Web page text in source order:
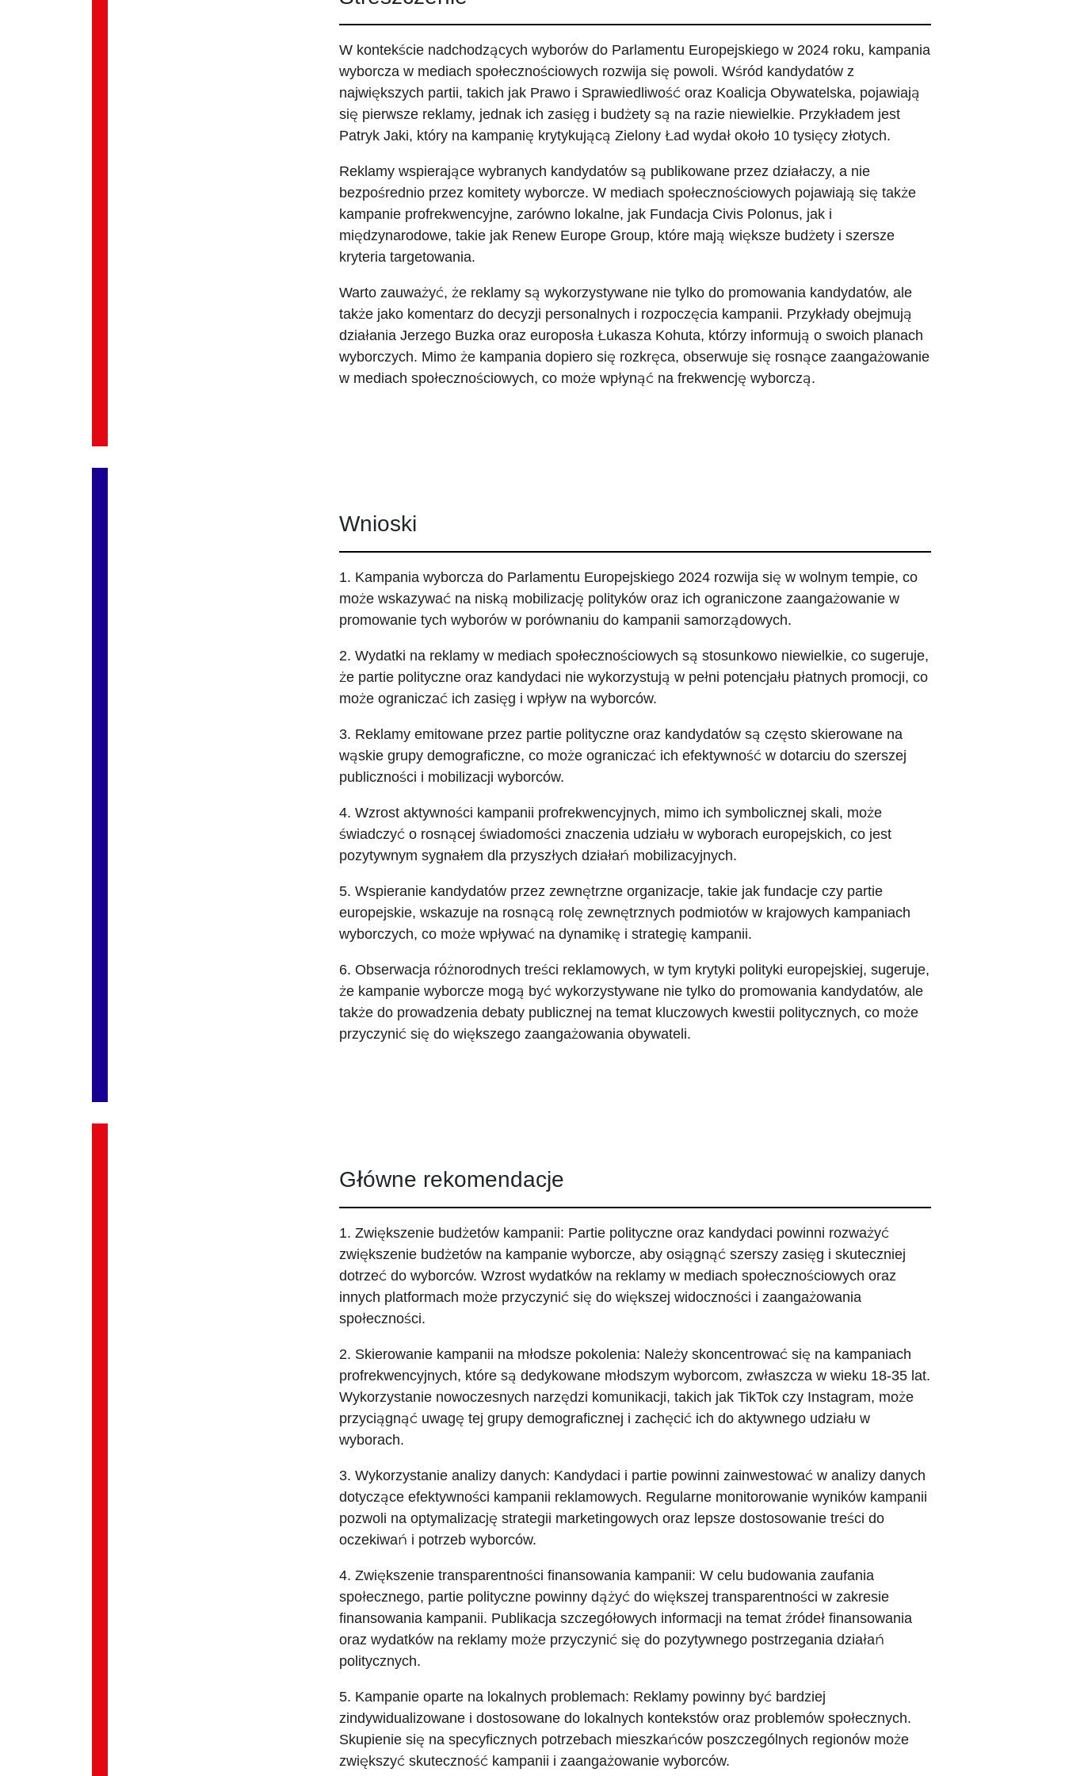
W kontekście nadchodzących wyborów do Parlamentu Europejskiego w 2024 roku, kampania
wyborcza w mediach społecznościowych rozwija się powoli. Wśród kandydatów z
największych partii, takich jak Prawo i Sprawiedliwość oraz Koalicja Obywatelska, pojawiają
się pierwsze reklamy, jednak ich zasięg i budżety są na razie niewielkie. Przykładem jest
Patryk Jaki, który na kampanię krytykującą Zielony Ład wydał około 10 tysięcy złotych.
Reklamy wspierające wybranych kandydatów są publikowane przez działaczy, a nie
bezpośrednio przez komitety wyborcze. W mediach społecznościowych pojawiają się także
kampanie profrekwencyjne, zarówno lokalne, jak Fundacja Civis Polonus, jak i
międzynarodowe, takie jak Renew Europe Group, które mają większe budżety i szersze
kryteria targetowania.
Warto zauważyć, że reklamy są wykorzystywane nie tylko do promowania kandydatów, ale
także jako komentarz do decyzji personalnych i rozpoczęcia kampanii. Przykłady obejmują
działania Jerzego Buzka oraz europosła Łukasza Kohuta, którzy informują o swoich planach
wyborczych. Mimo że kampania dopiero się rozkręca, obserwuje się rosnące zaangażowanie
w mediach społecznościowych, co może wpłynąć na frekwencję wyborczą.
Wnioski
1. Kampania wyborcza do Parlamentu Europejskiego 2024 rozwija się w wolnym tempie, co
może wskazywać na niską mobilizację polityków oraz ich ograniczone zaangażowanie w
promowanie tych wyborów w porównaniu do kampanii samorządowych.
2. Wydatki na reklamy w mediach społecznościowych są stosunkowo niewielkie, co sugeruje,
że partie polityczne oraz kandydaci nie wykorzystują w pełni potencjału płatnych promocji, co
może ograniczać ich zasięg i wpływ na wyborców.
3. Reklamy emitowane przez partie polityczne oraz kandydatów są często skierowane na
wąskie grupy demograficzne, co może ograniczać ich efektywność w dotarciu do szerszej
publiczności i mobilizacji wyborców.
4. Wzrost aktywności kampanii profrekwencyjnych, mimo ich symbolicznej skali, może
świadczyć o rosnącej świadomości znaczenia udziału w wyborach europejskich, co jest
pozytywnym sygnałem dla przyszłych działań mobilizacyjnych.
5. Wspieranie kandydatów przez zewnętrzne organizacje, takie jak fundacje czy partie
europejskie, wskazuje na rosnącą rolę zewnętrznych podmiotów w krajowych kampaniach
wyborczych, co może wpływać na dynamikę i strategię kampanii.
6. Obserwacja różnorodnych treści reklamowych, w tym krytyki polityki europejskiej, sugeruje,
że kampanie wyborcze mogą być wykorzystywane nie tylko do promowania kandydatów, ale
także do prowadzenia debaty publicznej na temat kluczowych kwestii politycznych, co może
przyczynić się do większego zaangażowania obywateli.
Główne rekomendacje
1. Zwiększenie budżetów kampanii: Partie polityczne oraz kandydaci powinni rozważyć
zwiększenie budżetów na kampanie wyborcze, aby osiągnąć szerszy zasięg i skuteczniej
dotrzeć do wyborców. Wzrost wydatków na reklamy w mediach społecznościowych oraz
innych platformach może przyczynić się do większej widoczności i zaangażowania
społeczności.
2. Skierowanie kampanii na młodsze pokolenia: Należy skoncentrować się na kampaniach
profrekwencyjnych, które są dedykowane młodszym wyborcom, zwłaszcza w wieku 18-35 lat.
Wykorzystanie nowoczesnych narzędzi komunikacji, takich jak TikTok czy Instagram, może
przyciągnąć uwagę tej grupy demograficznej i zachęcić ich do aktywnego udziału w
wyborach.
3. Wykorzystanie analizy danych: Kandydaci i partie powinni zainwestować w analizy danych
dotyczące efektywności kampanii reklamowych. Regularne monitorowanie wyników kampanii
pozwoli na optymalizację strategii marketingowych oraz lepsze dostosowanie treści do
oczekiwań i potrzeb wyborców.
4. Zwiększenie transparentności finansowania kampanii: W celu budowania zaufania
społecznego, partie polityczne powinny dążyć do większej transparentności w zakresie
finansowania kampanii. Publikacja szczegółowych informacji na temat źródeł finansowania
oraz wydatków na reklamy może przyczynić się do pozytywnego postrzegania działań
politycznych.
5. Kampanie oparte na lokalnych problemach: Reklamy powinny być bardziej
zindywidualizowane i dostosowane do lokalnych kontekstów oraz problemów społecznych.
Skupienie się na specyficznych potrzebach mieszkańców poszczególnych regionów może
zwiększyć skuteczność kampanii i zaangażowanie wyborców.